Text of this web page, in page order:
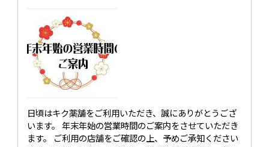
日頃はキク薬舗をご利用いただき、誠にありがとうござ
います。 年末年始の営業時間のご案内をさせていただき
ます。 ご利用の店舗をご確認の上、予めご承知ください